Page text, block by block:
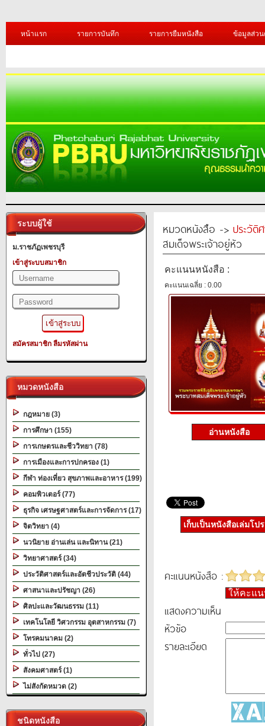
หน้าแรก รายการบันทึก รายการยืมหนังสือ ข้อมูลส่ว
ระบบผู้ใช้
ม.ราชภัฏเพชรบุรี
เข้าสู่ระบบสมาชิก
สมัครสมาชิก ลืมรหัสผ่าน
หมวดหนังสือ
กฎหมาย (3)
การศึกษา (155)
การเกษตรและชีววิทยา (78)
การเมืองและการปกครอง (1)
กีฬา ท่องเที่ยว สุขภาพและอาหาร (199)
คอมพิวเตอร์ (77)
ธุรกิจ เศรษฐศาสตร์และการจัดการ (17)
จิตวิทยา (4)
นวนิยาย อ่านเล่น และนิทาน (21)
วิทยาศาสตร์ (34)
ประวัติศาสตร์และอัตชีวประวัติ (44)
ศาสนาและปรัชญา (26)
ศิลปะและวัฒนธรรม (11)
เทคโนโลยี วิศวกรรม อุตสาหกรรม (7)
โทรคมนาคม (2)
ทั่วไป (27)
สังคมศาสตร์ (1)
ไม่สังกัดหมวด (2)
ชนิดหนังสือ
หมวดหนังสือ -> ประวัติ
สมเด็จพระเจ้าอยู่หัว
คะแนนหนังสือ :
คะแนนเฉลี่ย : 0.00
อ่านหนังสือ
เก็บเป็นหนังสือเล่มโป
คะแนนหนังสือ :
ให้คะแ
แสดงความเห็น
หัวข้อ
รายละเอียด